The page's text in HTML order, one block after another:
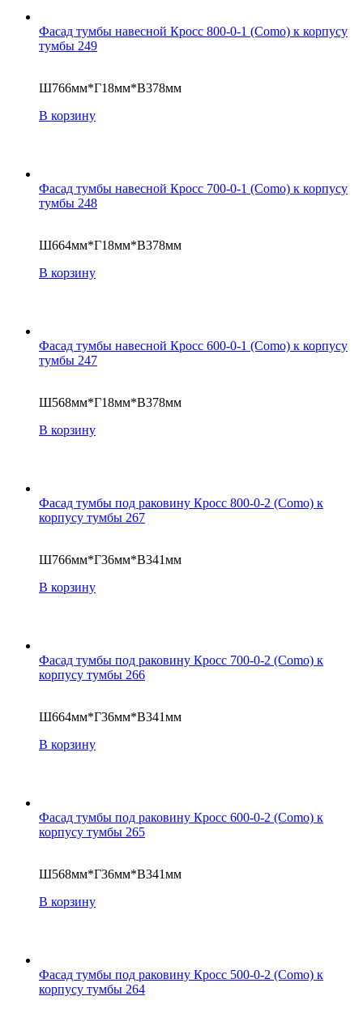
Фасад тумбы навесной Кросс 800-0-1 (Como) к корпусу
тумбы 249
Ш766мм*Г18мм*В378мм
В корзину
Фасад тумбы навесной Кросс 700-0-1 (Como) к корпусу
тумбы 248
Ш664мм*Г18мм*В378мм
В корзину
Фасад тумбы навесной Кросс 600-0-1 (Como) к корпусу
тумбы 247
Ш568мм*Г18мм*В378мм
В корзину
Фасад тумбы под раковину Кросс 800-0-2 (Como) к
корпусу тумбы 267
Ш766мм*Г36мм*В341мм
В корзину
Фасад тумбы под раковину Кросс 700-0-2 (Como) к
корпусу тумбы 266
Ш664мм*Г36мм*В341мм
В корзину
Фасад тумбы под раковину Кросс 600-0-2 (Como) к
корпусу тумбы 265
Ш568мм*Г36мм*В341мм
В корзину
Фасад тумбы под раковину Кросс 500-0-2 (Como) к
корпусу тумбы 264